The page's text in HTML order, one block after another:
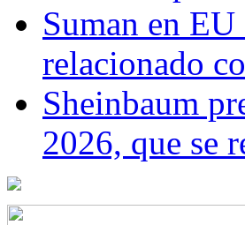
Suman en
relacionado
Sheinbaum
2026, que se